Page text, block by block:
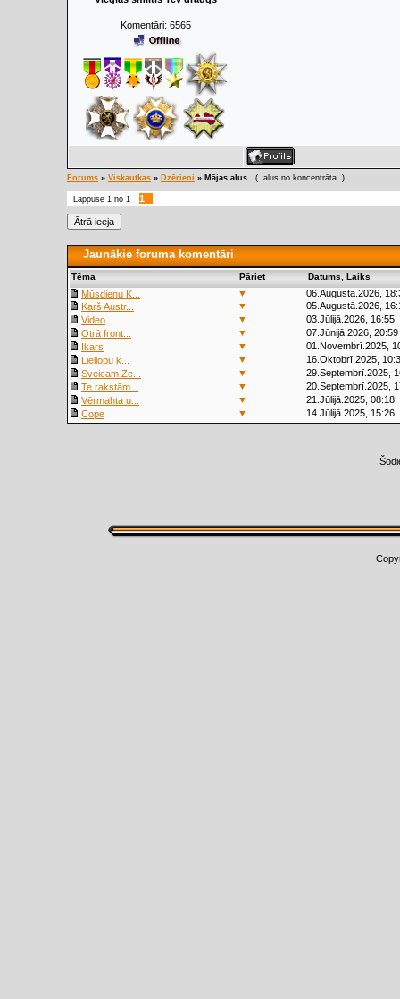
Komentāri: 6565
Forums » Viskautkas » Dzērieni » Mājas alus.. (..alus no koncentrāta..)
Lappuse 1 no 1 1
Jaunākie foruma komentāri
Tēma Pāriet Datums, Laiks
Mūsdienu K... ▼
06.Augustā.2026,
Karš Austr...
▼
05.Augustā.2026,
Video
▼
03.Jūlijā.2026, 16:55
Otrā front...
▼
07.Jūnijā.2026, 20:59
Ikars
▼
01.Novembrī.2025,
Liellopu k...
▼
16.Oktobrī.2025,
Sveicam Ze...
▼
29.Septembrī.2025,
Te rakstām...
▼
20.Septembrī.2025,
Vērmahta u...
▼
21.Jūlijā.2025, 08:18
Cope
▼ 14.Jūlijā.2025, 15:26